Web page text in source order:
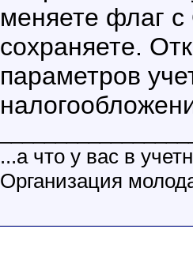
меняете флаг
сохраняете.
параметров
...а что у вас в
Организация